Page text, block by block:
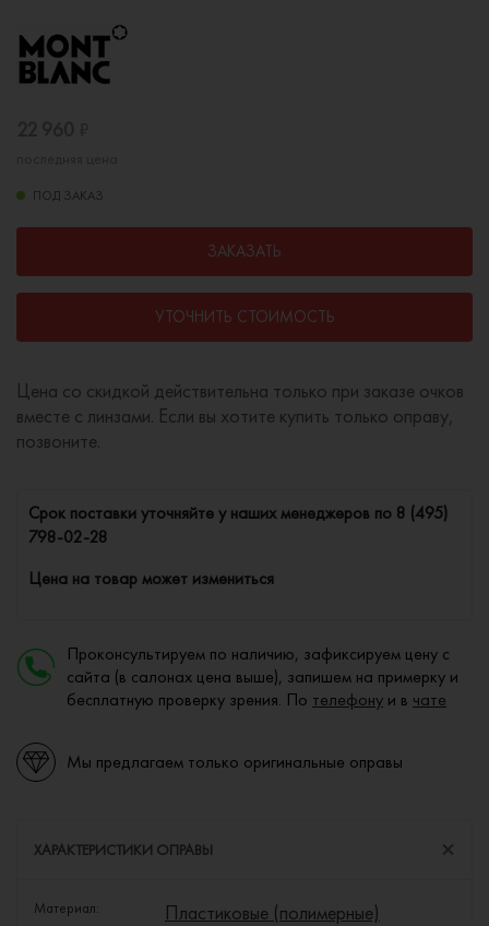
ПОД ЗАКАЗ
ЗАКАЗАТЬ
УТОЧНИТЬ СТОИМОСТЬ
Цена со скидкой действительна только при заказе очков
вместе с линзами. Если вы хотите купить только оправу,
позвоните.
Cрок поставки уточняйте у наших менеджеров по 8 (495)
798-02-28
Цена на товар может измениться
Проконсультируем по наличию, зафиксируем цену с
сайта (в салонах цена выше), запишем на примерку и
бесплатную проверку зрения. По телефону и в чате
Мы предлагаем только оригинальные оправы
ХАРАКТЕРИСТИКИ ОПРАВЫ
Материал: Пластиковые (полимерные)